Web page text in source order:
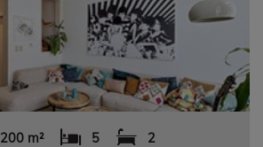
200 m² 5 2